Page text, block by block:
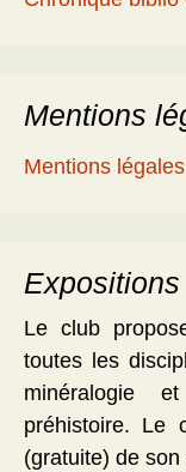
Mentions
Mentions légales
Expositions
Le club
toutes les
minéralogie
préhistoire. Le
(gratuite) de